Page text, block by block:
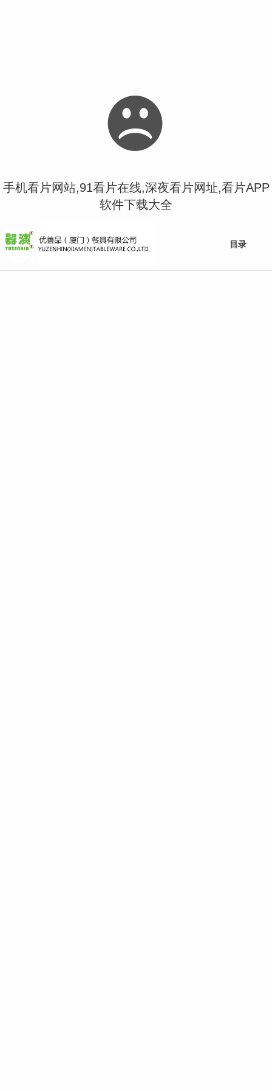
手机看片网站,91看片在线,深夜看片网址,看片APP
软件下载大全
目录